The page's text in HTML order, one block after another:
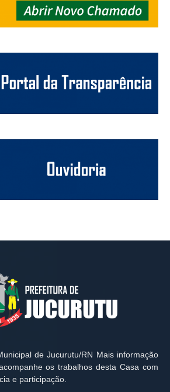
de Jucurutu/RN Mais informação
os trabalhos desta Casa com
e participação.